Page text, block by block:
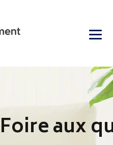
Foire aux